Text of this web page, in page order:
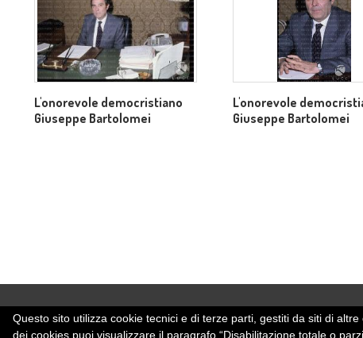
L'onorevole democristiano
Giuseppe Bartolomei
L'onorevole
Giuseppe Bartolomei
Questo sito utilizza cookie tecnici e di terze parti, gestiti da siti di
dei cookies puoi visualizzare il paragrafo “Disabilitazione totale o